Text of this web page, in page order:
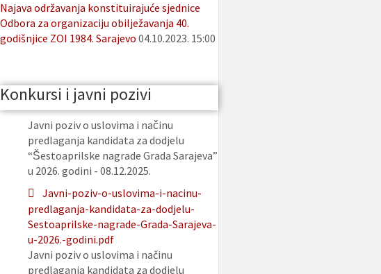
Najava održavanja konstituirajuće sjednice
Odbora za organizaciju obilježavanja 40.
godišnjice ZOI 1984. Sarajevo 04.10.2023. 15:00
Konkursi i javni pozivi
Javni poziv o uslovima i načinu
predlaganja kandidata za dodjelu
“Šestoaprilske nagrade Grada Sarajeva”
u 2026. godini - 08.12.2025.
Javni-poziv-o-uslovima-i-nacinu-
predlaganja-kandidata-za-dodjelu-
Sestoaprilske-nagrade-Grada-Sarajeva-
u-2026.-godini.pdf
Javni poziv o uslovima i načinu
predlaganja kandidata za dodjelu